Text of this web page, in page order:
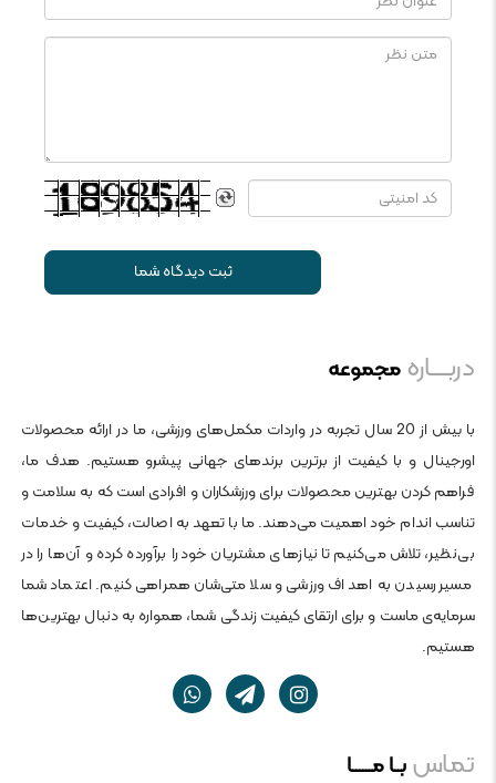
ثبت دیدگاه شما
دربــــارهمجموعه
با بیش از 20 سال تجربه در واردات مکمل‌های ورزشی، ما در ارائه محصولات
اورجینال و با کیفیت از برترین برندهای جهانی پیشرو هستیم. هدف ما،
فراهم کردن بهترین محصولات برای ورزشکاران و افرادی است که به سلامت و
تناسب اندام خود اهمیت می‌دهند. ما با تعهد به اصالت، کیفیت و خدمات
بی‌نظیر، تلاش می‌کنیم تا نیازهای مشتریان خود را برآورده کرده و آن‌ها را در
مسیر رسیدن به اهداف ورزشی و سلامتی‌شان همراهی کنیم. اعتماد شما
سرمایه‌ی ماست و برای ارتقای کیفیت زندگی شما، همواره به دنبال بهترین‌ها
هستیم.
تماسبــا مــــــا